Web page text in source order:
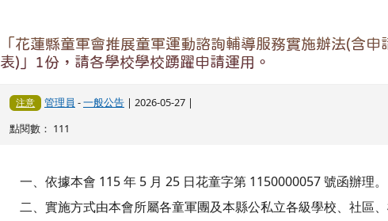
「花蓮縣童軍會推展童軍運動諮詢輔導服務實施辦法(含申
表)」1份，請各學校學校踴躍申請運用。
注意 管理員 -一般公告| 2026-05-27 |
點閱數： 111
一、依據本會 115 年 5 月 25 日花童字第 1150000057 號函辦理。
二、實施方式由本會所屬各童軍團及本縣公私立各級學校、社區